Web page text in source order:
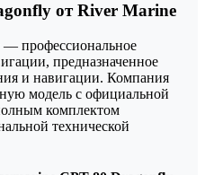
от River Marine
— профессиональное
предназначенное
и навигации. Компания
модель с официальной
комплектом
технической